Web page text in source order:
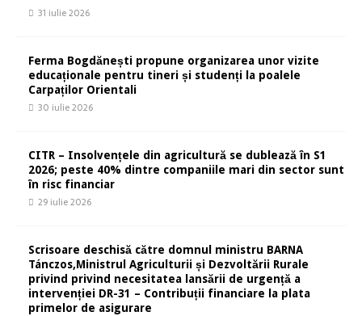
31 iulie 2026
Ferma Bogdănești propune organizarea unor vizite
educaționale pentru tineri și studenți la poalele
Carpaților Orientali
30 iulie 2026
CITR – Insolvențele din agricultură se dublează în S1
2026; peste 40% dintre companiile mari din sector sunt
în risc financiar
29 iulie 2026
Scrisoare deschisă către domnul ministru BARNA
Tánczos,Ministrul Agriculturii și Dezvoltării Rurale
privind privind necesitatea lansării de urgență a
intervenției DR-31 – Contribuții financiare la plata
primelor de asigurare